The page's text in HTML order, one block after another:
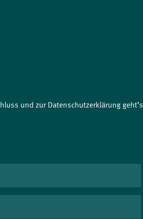
und zur Datenschutzerklärung geht’s